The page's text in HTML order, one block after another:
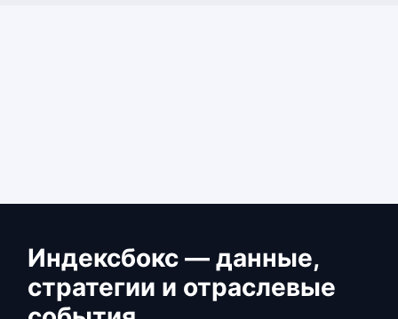
Индексбокс — данные,
стратегии и отраслевые